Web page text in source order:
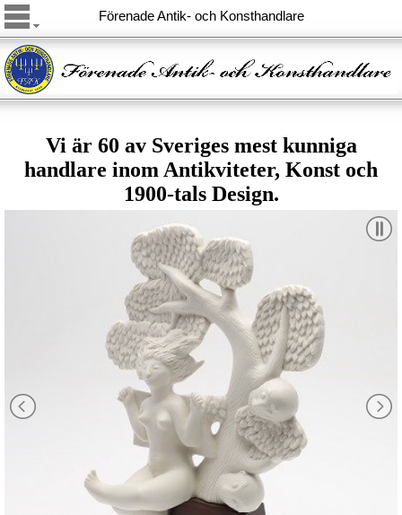
Förenade Antik- och Konsthandlare
Vi är 60 av Sveriges mest kunniga
handlare inom Antikviteter, Konst och
1900-tals Design.